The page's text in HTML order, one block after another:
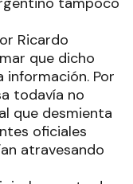
en el
una noticia
Javier
gobierno